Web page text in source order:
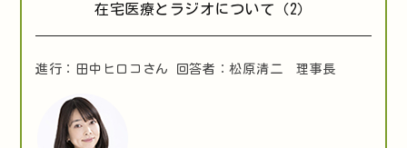
在宅医療とラジオについて（2）
進行：田中ヒロコさん 回答者：松原清二 理事長